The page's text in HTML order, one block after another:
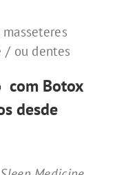
/ ou dentes
com Botox
desde